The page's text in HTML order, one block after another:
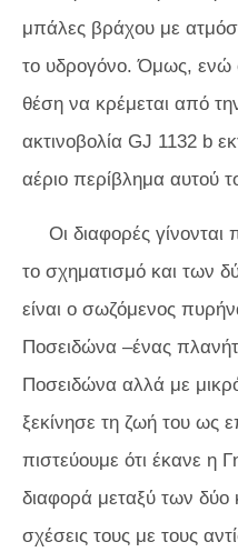
μπάλες βράχου με
το υδρογόνο. Όμως, ενώ
θέση να κρέμεται από
ακτινοβολία GJ 1132 b
αέριο περίβλημα αυτού
Οι διαφορές γίνονται
το σχηματισμό και των
είναι ο σωζόμενος
Ποσειδώνα –ένας
Ποσειδώνα αλλά με
ξεκίνησε τη ζωή του ως
πιστεύουμε ότι έκανε η
διαφορά μεταξύ των δύο
σχέσεις τους με τους